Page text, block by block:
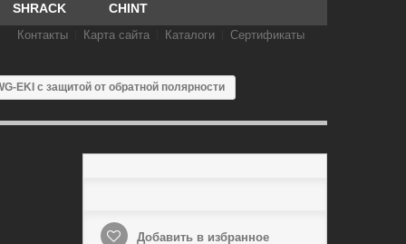
SHRACK
CHINT
Контакты Карта сайта Каталоги Сертификаты
EKI с защитой от обратной полярности
Добавить в избранное